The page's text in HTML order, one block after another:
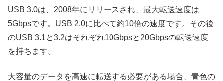
USB 3.0は、2008年にリリースされ、最大転送速度は
5Gbpsです。USB 2.0に比べて約10倍の速度です。その後
のUSB 3.1と3.2はそれぞれ10Gbpsと20Gbpsの転送速度
を持ちます。
大容量のデータを高速に転送する必要がある場合、青色の